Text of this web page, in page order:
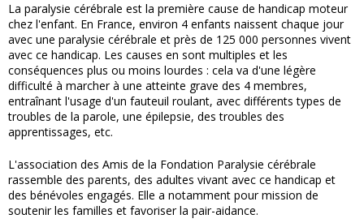
La paralysie cérébrale est la première cause de handicap moteur
chez l'enfant. En France, environ 4 enfants naissent chaque jour
avec une paralysie cérébrale et près de 125 000 personnes vivent
avec ce handicap. Les causes en sont multiples et les
conséquences plus ou moins lourdes : cela va d'une légère
difficulté à marcher à une atteinte grave des 4 membres,
entraînant l'usage d'un fauteuil roulant, avec différents types de
troubles de la parole, une épilepsie, des troubles des
apprentissages, etc.
L'association des Amis de la Fondation Paralysie cérébrale
rassemble des parents, des adultes vivant avec ce handicap et
des bénévoles engagés. Elle a notamment pour mission de
soutenir les familles et favoriser la pair-aidance.